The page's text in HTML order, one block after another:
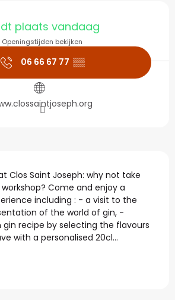
en
plaats vandaag
Openingstijden bekijken
06 66 67 77 ▒▒
Clos Saint Joseph: why not take
Come and enjoy a
including : - a visit to the
of the world of gin, -
recipe by selecting the flavours
with a personalised 20cl...